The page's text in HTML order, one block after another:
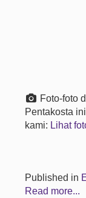
Foto-foto
Pentakosta
kami: Lihat
Published in
Read more...